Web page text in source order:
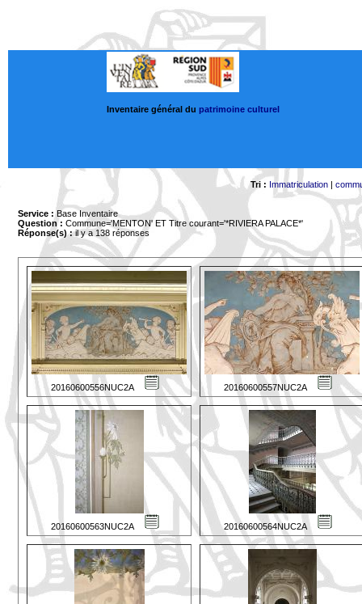
Inventaire général du patrimoine culturel
Tri : Immatriculation|
Service : Base Inventaire
Question : Commune='MENTON' ET Titre courant='*RIVIERA PALACE*'
Réponse(s) :il y a 138 réponses
20160600556NUC2A 20160600557NUC2A
20160600563NUC2A 20160600564NUC2A